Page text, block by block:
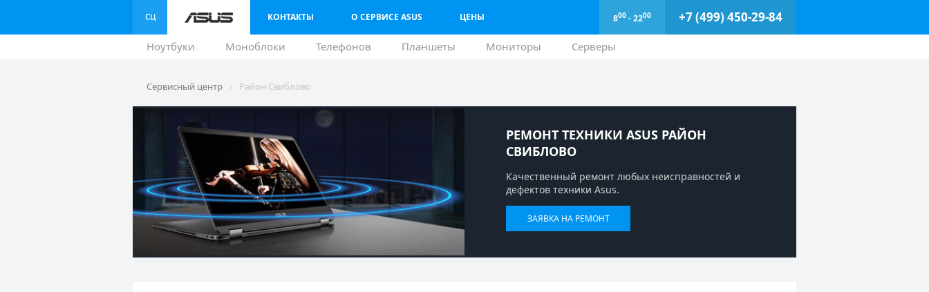
КОНТАКТЫ О СЕРВИСЕ ASUS ЦЕНЫ 800 - 2200 +7 (499) 450-29-84
Ноутбуки Моноблоки Телефонов Планшеты Мониторы Серверы
Сервисный центр › Район Свиблово
РЕМОНТ ТЕХНИКИ ASUS РАЙОН
СВИБЛОВО
Качественный ремонт любых неисправностей и
дефектов техники Asus.
ЗАЯВКА НА РЕМОНТ